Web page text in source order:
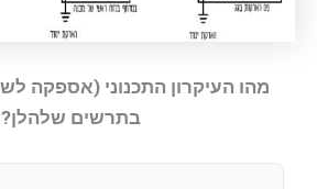
בתרשים שלהלן?